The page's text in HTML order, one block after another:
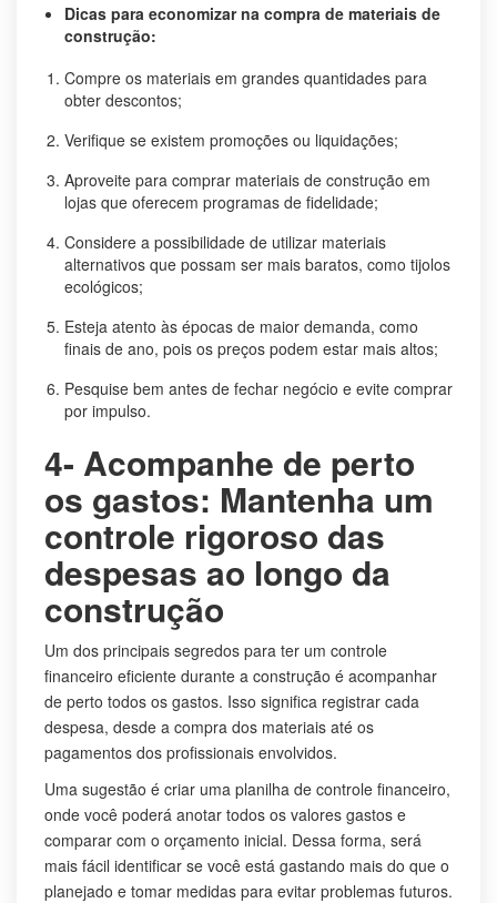
Dicas para economizar na compra de materiais de
construção:
Compre os materiais em grandes quantidades para
obter descontos;
Verifique se existem promoções ou liquidações;
Aproveite para comprar materiais de construção em
lojas que oferecem programas de fidelidade;
Considere a possibilidade de utilizar materiais
alternativos que possam ser mais baratos, como tijolos
ecológicos;
Esteja atento às épocas de maior demanda, como
finais de ano, pois os preços podem estar mais altos;
Pesquise bem antes de fechar negócio e evite comprar
por impulso.
4- Acompanhe de perto
os gastos: Mantenha um
controle rigoroso das
despesas ao longo da
construção
Um dos principais segredos para ter um controle
financeiro eficiente durante a construção é acompanhar
de perto todos os gastos. Isso significa registrar cada
despesa, desde a compra dos materiais até os
pagamentos dos profissionais envolvidos.
Uma sugestão é criar uma planilha de controle financeiro,
onde você poderá anotar todos os valores gastos e
comparar com o orçamento inicial. Dessa forma, será
mais fácil identificar se você está gastando mais do que o
planejado e tomar medidas para evitar problemas futuros.